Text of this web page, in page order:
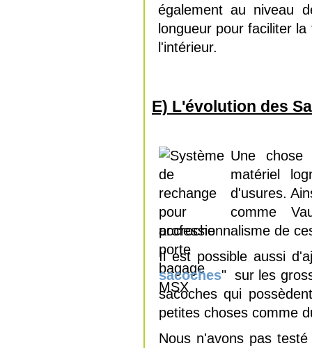
également au niveau
longueur pour faciliter
l'intérieur.
E) L'évolution des
Une chose
matériel
d'usures.
comme
professionnalisme de
Il est possible aussi
sacoches" sur les
sacoches qui
petites choses comme
Nous n'avons pas